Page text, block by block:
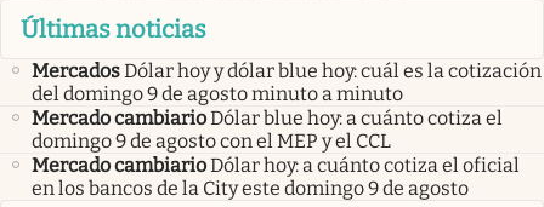
Últimas noticias
MercadosDólar hoy y dólar blue hoy: cuál es la cotización
del domingo 9 de agosto minuto a minuto
Mercado cambiarioDólar blue hoy: a cuánto cotiza el
domingo 9 de agosto con el MEP y el CCL
Mercado cambiarioDólar hoy: a cuánto cotiza el oficial
en los bancos de la City este domingo 9 de agosto